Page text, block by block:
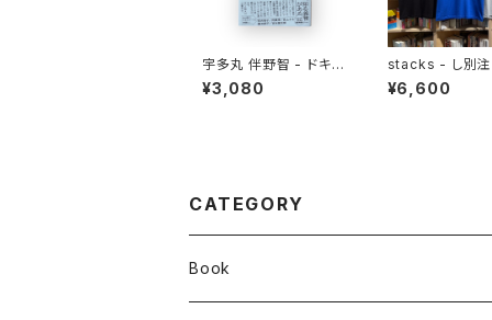
宇多丸 伴野智 - ドキュ
メンタリーで知るせかい
¥3,080
stacks - し別注
D College
¥6,600
CATEGORY
Book